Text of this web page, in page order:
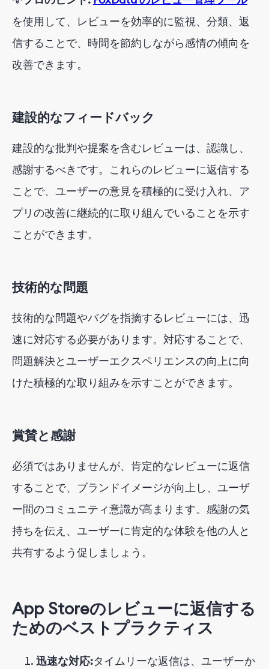
を使用して、レビューを効率的に監視、分類、返
信することで、時間を節約しながら感情の傾向を
改善できます。
建設的なフィードバック
建設的な批判や提案を含むレビューは、認識し、
感謝するべきです。これらのレビューに返信する
ことで、ユーザーの意見を積極的に受け入れ、ア
プリの改善に継続的に取り組んでいることを示す
ことができます。
技術的な問題
技術的な問題やバグを指摘するレビューには、迅
速に対応する必要があります。対応することで、
問題解決とユーザーエクスペリエンスの向上に向
けた積極的な取り組みを示すことができます。
賞賛と感謝
必須ではありませんが、肯定的なレビューに返信
することで、ブランドイメージが向上し、ユーザ
ー間のコミュニティ意識が高まります。感謝の気
持ちを伝え、ユーザーに肯定的な体験を他の人と
共有するよう促しましょう。
App Storeのレビューに返信する
ためのベストプラクティス
迅速な対応:タイムリーな返信は、ユーザーか